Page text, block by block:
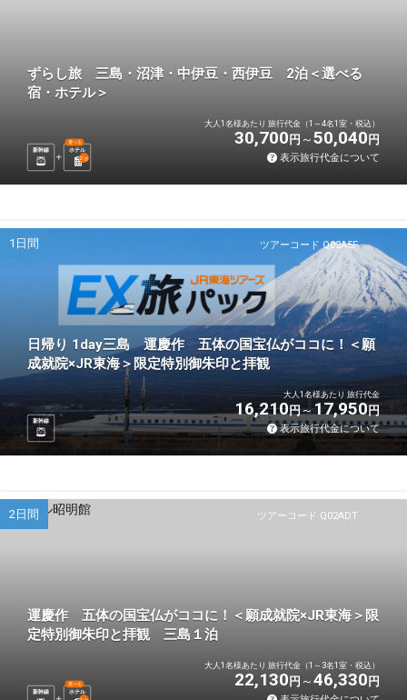
ずらし旅 三島・沼津・中伊豆・西伊豆 2泊＜選べる
宿・ホテル＞
新幹線 ホテル
選べる
2泊
大人1名様あたり 旅行代金（1～4名1室・税込）
30,700 円 50,040 円
表示旅行代金について
ツアーコード Q02A5F
1日間
日帰り 1day三島 運慶作 五体の国宝仏がココに！＜願
成就院×JR東海＞限定特別御朱印と拝観
新幹線
大人1名様あたり 旅行代金
16,210円 17,950円
表示旅行代金について
ツアーコード Q02ADT
2日間
運慶作 五体の国宝仏がココに！＜願成就院×JR東海＞限
定特別御朱印と拝観 三島１泊
新幹線 ホテル
選べる
大人1名様あたり 旅行代金（1～3名1室・税込）
22,130 円 46,330 円